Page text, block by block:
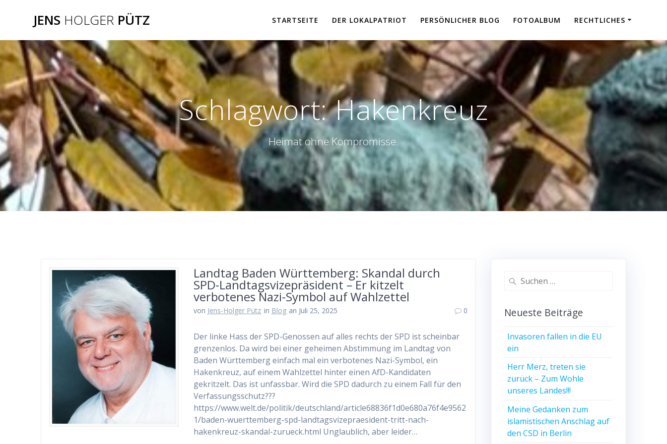
springen
JENS HOLGER PÜTZ STARTSEITE DER LOKALPATRIOT PERSÖNLICHER BLOG FOTOALBUM RECHTLICHES
Schlagwort:Hakenkreuz
Heimat ohne Kompromisse.
Landtag Baden Württemberg: Skandal durch
SPD-Landtagsvizepräsident – Er kitzelt
verbotenes Nazi-Symbol auf Wahlzettel
von Jens-Holger Pütz in Blog an Juli 25, 2025 0
Der linke Hass der SPD-Genossen auf alles rechts der SPD ist scheinbar
grenzenlos. Da wird bei einer geheimen Abstimmung im Landtag von
Baden Württemberg einfach mal ein verbotenes Nazi-Symbol, ein
Hakenkreuz, auf einem Wahlzettel hinter einen AfD-Kandidaten
gekritzelt. Das ist unfassbar. Wird die SPD dadurch zu einem Fall für den
Verfassungsschutz???
https://www.welt.de/politik/deutschland/article68836f1d0e680a76f4e9562
1/baden-wuerttemberg-spd-landtagsvizepraesident-tritt-nach-
hakenkreuz-skandal-zurueck.html Unglaublich, aber leider…
Suchen
Neueste Beiträge
Invasoren fallen in die EU
ein
Herr Merz, treten sie
zurück – Zum Wohle
unseres Landes!!!
Meine Gedanken zum
islamistischen Anschlag auf
den CSD in Berlin